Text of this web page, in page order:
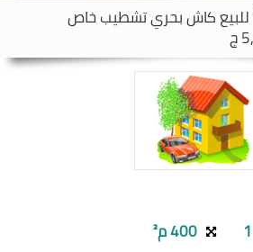
للبيع كاش بحري تشطيب خاص
1 400 م²